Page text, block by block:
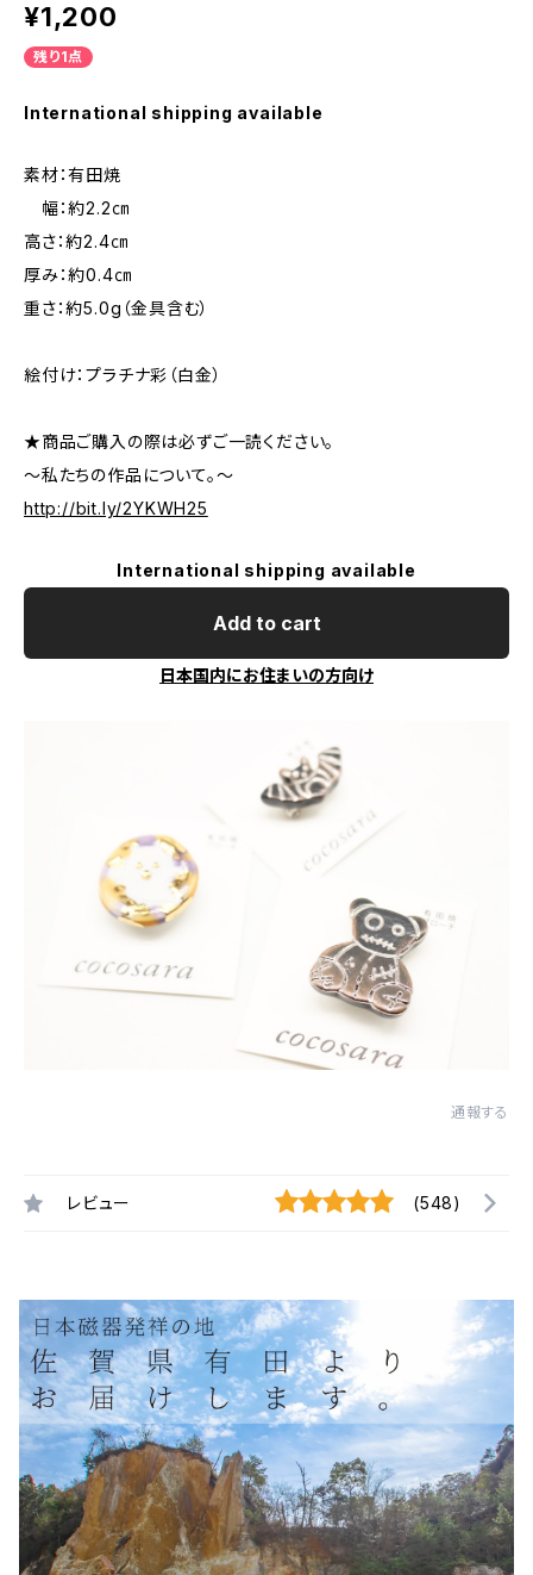
¥1,200
残り1点
International shipping available
素材：有田焼
幅：約2.2㎝
高さ：約2.4㎝
厚み：約0.4㎝
重さ：約5.0g（金具含む）
絵付け：プラチナ彩（白金）
★商品ご購入の際は必ずご一読ください。
～私たちの作品について。～
http://bit.ly/2YKWH25
International shipping available
Add to cart
日本国内にお住まいの方向け
通報する
レビュー (548)